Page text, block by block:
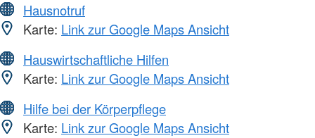
Hausnotruf
Karte: Link zur Google Maps Ansicht
Hauswirtschaftliche Hilfen
Karte: Link zur Google Maps Ansicht
Hilfe bei der Körperpflege
Karte: Link zur Google Maps Ansicht